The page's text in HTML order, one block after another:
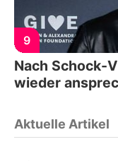
9
Nach Schock-
wieder
Aktuelle Artikel